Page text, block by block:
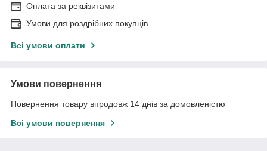
Оплата за реквізитами
Умови для роздрібних покупців
Всі умови оплати
Умови повернення
Повернення товару впродовж 14 днів за домовленістю
Всі умови повернення